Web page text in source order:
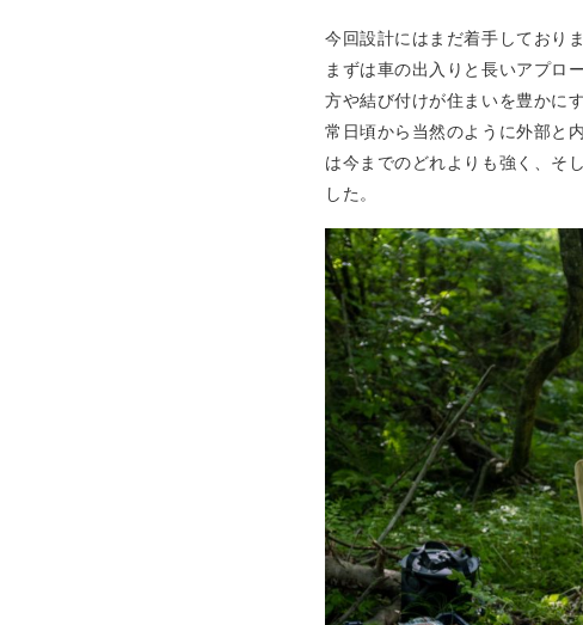
今回設計にはまだ着手しており
まずは車の出入りと長いアプロ
方や結び付けが住まいを豊かに
常日頃から当然のように外部と
は今までのどれよりも強く、そ
した。